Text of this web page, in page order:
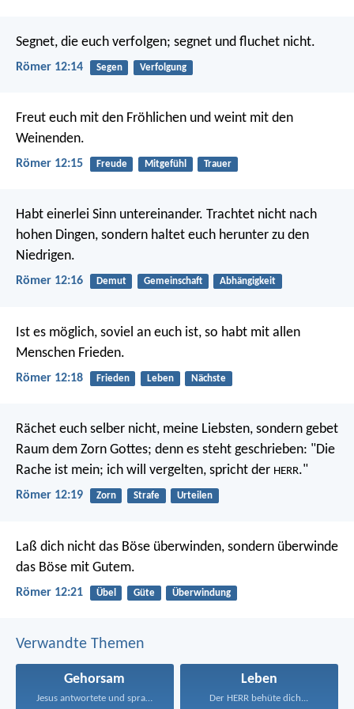
Segnet, die euch verfolgen; segnet und fluchet nicht.
Römer 12:14 Segen Verfolgung
Freut euch mit den Fröhlichen und weint mit den
Weinenden.
Römer 12:15 Freude Mitgefühl Trauer
Habt einerlei Sinn untereinander. Trachtet nicht nach
hohen Dingen, sondern haltet euch herunter zu den
Niedrigen.
Römer 12:16 Demut Gemeinschaft Abhängigkeit
Ist es möglich, soviel an euch ist, so habt mit allen
Menschen Frieden.
Römer 12:18 Frieden Leben Nächste
Rächet euch selber nicht, meine Liebsten, sondern gebet
Raum dem Zorn Gottes; denn es steht geschrieben: "Die
Rache ist mein; ich will vergelten, spricht der HERR."
Römer 12:19 Zorn Strafe Urteilen
Laß dich nicht das Böse überwinden, sondern überwinde
das Böse mit Gutem.
Römer 12:21 Übel Güte Überwindung
Verwandte Themen
Gehorsam
Jesus antwortete und sprach...
Leben
Der HERR behüte dich...